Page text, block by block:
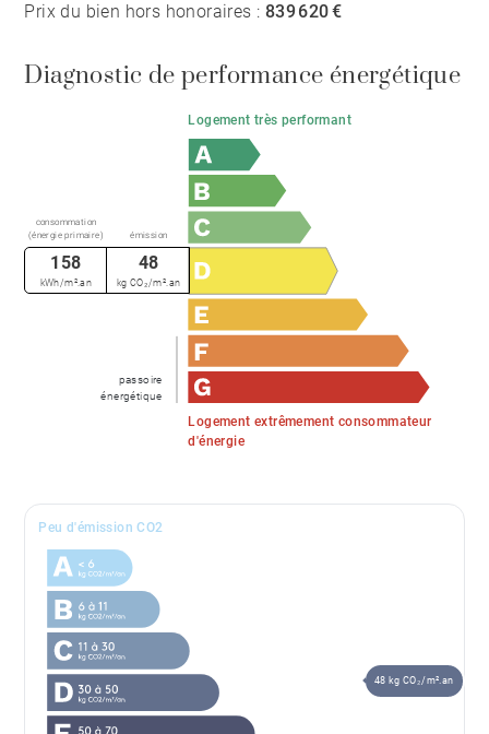
Prix du bien hors honoraires : 839 620 €
Diagnostic de performance énergétique
Logement très performant
Logement extrêmement consommateur
d'énergie
passoire
énergétique
consommation
(énergie primaire)
émission
158
kWh/m².an
48
kg CO₂/m².an
Peu d'émission CO2
48 kg CO₂/m².an